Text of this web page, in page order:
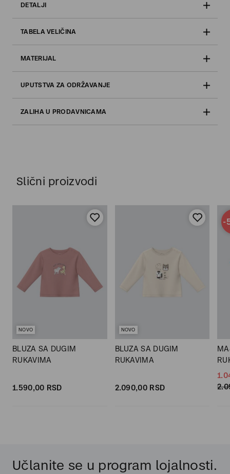
DETALJI
TABELA VELIČINA
MATERIJAL
UPUTSTVA ZA ODRŽAVANJE
ZALIHA U PRODAVNICAMA
Slični proizvodi
NOVO
BLUZA SA DUGIM
RUKAVIMA
1.590,00 RSD
NOVO
BLUZA SA DUGIM
RUKAVIMA
2.090,00 RSD
-
Učlanite se u program lojalnosti.